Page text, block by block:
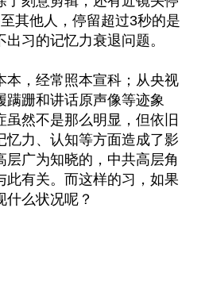
其他人，停留超过3秒的是
习的记忆力衰退问题。
本，经常照本宣科；从央视
蹒跚和讲话原声像等迹象
虽然不是那么明显，但依旧
忆力、认知等方面造成了影
层广为知晓的，中共高层角
此有关。而这样的习，如果
什么状况呢？